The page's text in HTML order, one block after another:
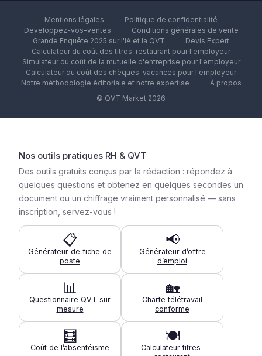
Mentions légales
Politique de confidentialité
Developpez-vos-ventes
Conditions générales de vente
Grande Enquête 2025 sur l'IA et la QVT
Devis Expert
Calculateur du coût des titres-restaurant pour l'employeur
Simulateur du coût de la mutuelle d'entreprise pour l'employeur
Calculateur du coût des chèques-vacances pour l'employeur
Notre méthodologie éditoriale et notre expertise
À propos
© QVT Market 2026
Nos outils pratiques RH & QVT
Des outils gratuits conçus par la rédaction : répondez à
quelques questions et obtenez en quelques secondes un
document ou un chiffrage vraiment personnalisé — sans
inscription, servez-vous !
📋
Générateur de fiche de
poste
📢
Générateur d’offre
d’emploi
📊
Questionnaire QVT sur
mesure
🏡
Charte télétravail
conforme
🧮
Coût de l’absentéisme
🍽️
Calculateur titres-